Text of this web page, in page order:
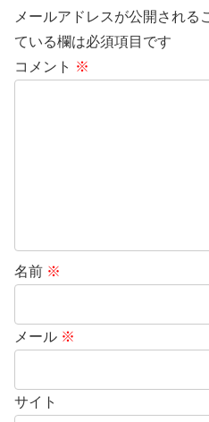
メールアドレスが公開される
ている欄は必須項目です
コメント ※
名前 ※
メール ※
サイト